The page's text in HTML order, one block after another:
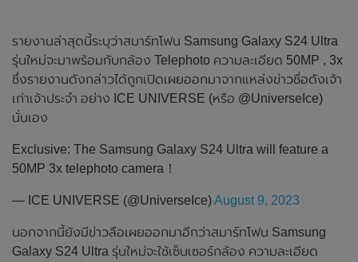
รายงานล่าสุดนี้ระบุว่าสมาร์ทโฟน Samsung Galaxy S24 Ultra
รุ่นใหม่จะมาพร้อมกับกล้อง Telephoto ความละเอียด 50MP , 3x
ซึ่งรายงานดังกล่าวได้ถูกเปิดเผยออกมาจากแหล่งข่าวชื่อดังเจ้า
เก่าเจ้าประจำ อย่าง ICE UNIVERSE (หรือ @UniverseIce)
นั่นเอง
Exclusive: The Samsung Galaxy S24 Ultra will feature a
50MP 3x telephoto camera！
— ICE UNIVERSE (@UniverseIce)August 9, 2023
นอกจากนี้ยังมีข่าวลือเผยออกมาอีกว่าสมาร์ทโฟน Samsung
Galaxy S24 Ultra รุ่นใหม่จะใช้เซ็นเซอร์กล้อง ความละเอียด